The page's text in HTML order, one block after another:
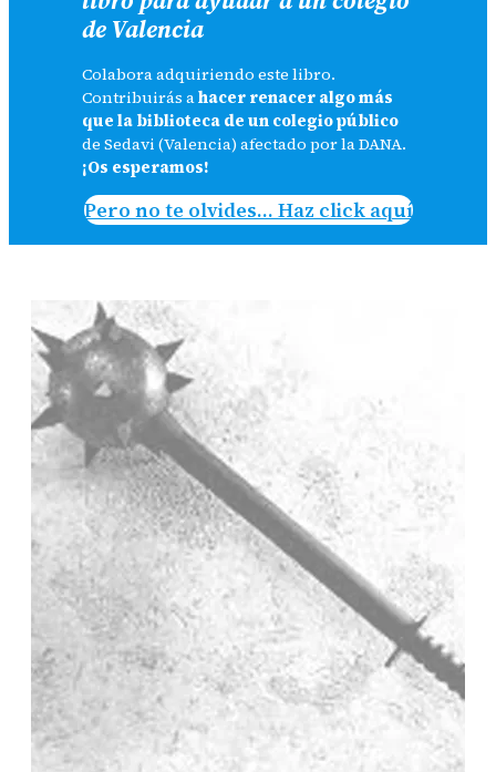
de Valencia
Colabora adquiriendo este libro.
Contribuirás ahacer renacer algo más
que la biblioteca de un colegio público
de Sedavi (Valencia) afectado por la DANA.
¡Os esperamos!
Pero no te olvides… Haz click aquí